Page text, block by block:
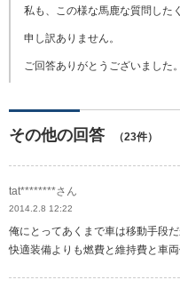
私も、この様な馬鹿な質問した
申し訳ありません。
ご回答ありがとうございました。
その他の回答 （23件）
tat********さん
2014.2.8 12:22
俺にとってあくまで車は移動手段だ
快適装備よりも燃費と維持費と車両